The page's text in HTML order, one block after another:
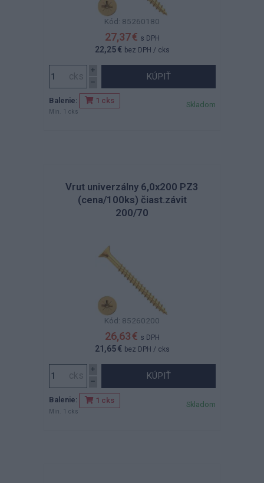
Kód: 85260180
27,37 € s DPH
22,25 € bez DPH / cks
KÚPIŤ
Balenie: 1 cks
Min. 1 cks
Skladom
Vrut univerzálny 6,0x200 PZ3
(cena/100ks) čiast.závit
200/70
Kód: 85260200
26,63 € s DPH
21,65 € bez DPH / cks
KÚPIŤ
Balenie: 1 cks
Min. 1 cks
Skladom